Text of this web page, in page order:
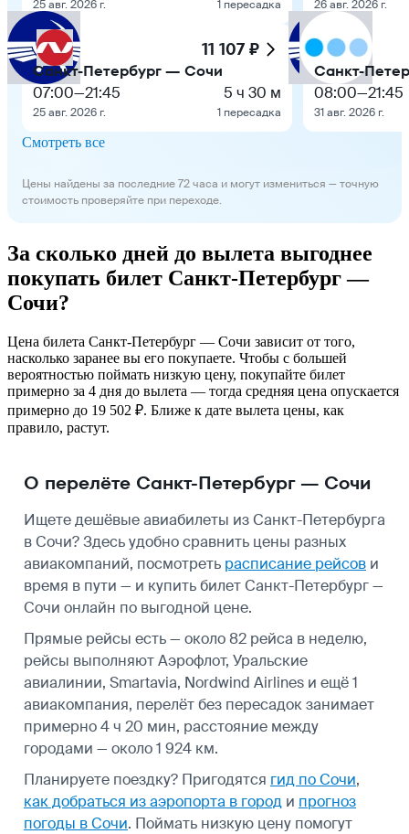
25 авг. 2026 г. 1 пересадка
11 107 ₽
Санкт-Петербург — Сочи
07:00—21:45
25 авг. 2026 г.
5 ч 30 м
1 пересадка
26 авг. 2026 г.
Санкт-
08:00—21:45
31 авг. 2026 г.
Смотреть все
Цены найдены за последние 72 часа и могут измениться — точную
стоимость проверяйте при переходе.
За сколько дней до вылета выгоднее
покупать билет Санкт-Петербург —
Сочи?
Цена билета Санкт-Петербург — Сочи зависит от того,
насколько заранее вы его покупаете. Чтобы с большей
вероятностью поймать низкую цену, покупайте билет
примерно за 4 дня до вылета — тогда средняя цена опускается
примерно до 19 502 ₽. Ближе к дате вылета цены, как
правило, растут.
О перелёте Санкт-Петербург — Сочи
Ищете дешёвые авиабилеты из Санкт-Петербурга
в Сочи? Здесь удобно сравнить цены разных
авиакомпаний, посмотреть расписание рейсов и
время в пути — и купить билет Санкт-Петербург —
Сочи онлайн по выгодной цене.
Прямые рейсы есть — около 82 рейса в неделю,
рейсы выполняют Аэрофлот, Уральские
авиалинии, Smartavia, Nordwind Airlines и ещё 1
авиакомпания, перелёт без пересадок занимает
примерно 4 ч 20 мин, расстояние между
городами — около 1 924 км.
Планируете поездку? Пригодятся гид по Сочи,
как добраться из аэропорта в город и прогноз
погоды в Сочи. Поймать низкую цену помогут